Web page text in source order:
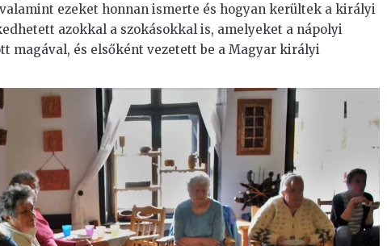
ezeket honnan ismerte és hogyan kerültek a királyi
azokkal a szokásokkal is, amelyeket a nápolyi
magával, és elsőként vezetett be a Magyar királyi